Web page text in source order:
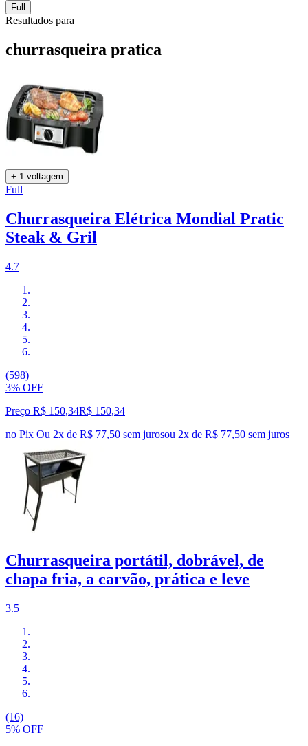
Full
Resultados para
churrasqueira pratica
+ 1 voltagem
Full
Churrasqueira Elétrica Mondial Pratic
Steak & Gril
4.7
(598)
3% OFF
Preço R$ 150,34R$ 150,34
no Pix Ou 2x de R$ 77,50 sem jurosou 2x de R$ 77,50 sem juros
Churrasqueira portátil, dobrável, de
chapa fria, a carvão, prática e leve
3.5
(16)
5% OFF